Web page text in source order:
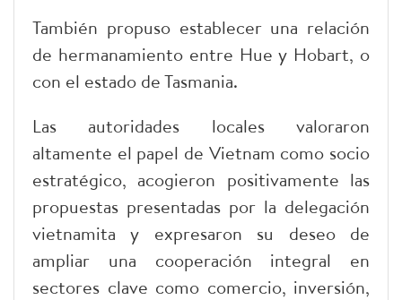
También propuso establecer una relación
de hermanamiento entre Hue y Hobart, o
con el estado de Tasmania.
Las autoridades locales valoraron
altamente el papel de Vietnam como socio
estratégico, acogieron positivamente las
propuestas presentadas por la delegación
vietnamita y expresaron su deseo de
ampliar una cooperación integral en
sectores clave como comercio, inversión,